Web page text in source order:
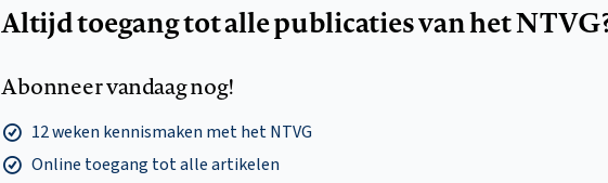
Altijd toegang tot alle publicaties van het
Abonneer vandaag nog!
12 weken kennismaken met het NTVG
Online toegang tot alle artikelen